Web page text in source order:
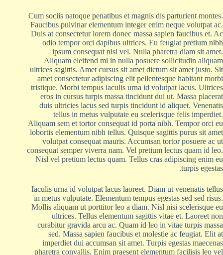
Cum sociis natoque penatibus et magnis dis parturient montes.
Faucibus pulvinar elementum integer enim neque volutpat ac.
Duis at consectetur lorem donec massa sapien faucibus et. Ac
odio tempor orci dapibus ultrices. Eu feugiat pretium nibh
ipsum consequat nisl vel. Nulla pharetra diam sit amet.
Aliquam eleifend mi in nulla posuere sollicitudin aliquam
ultrices sagittis. Amet cursus sit amet dictum sit amet justo. Sit
amet consectetur adipiscing elit pellentesque habitant morbi
tristique. Morbi tempus iaculis urna id volutpat lacus. Ultrices
eros in cursus turpis massa tincidunt dui ut. Massa placerat
duis ultricies lacus sed turpis tincidunt id aliquet. Venenatis
tellus in metus vulputate eu scelerisque felis imperdiet.
Aliquam sem et tortor consequat id porta nibh. Tempor orci eu
lobortis elementum nibh tellus. Quisque sagittis purus sit amet
volutpat consequat mauris. Accumsan tortor posuere ac ut
consequat semper viverra nam. Vel pretium lectus quam id leo.
Nisl vel pretium lectus quam. Tellus cras adipiscing enim eu
turpis egestas.
Iaculis urna id volutpat lacus laoreet. Diam ut venenatis tellus
in metus vulputate. Elementum tempus egestas sed sed risus.
Mollis aliquam ut porttitor leo a diam. Nisl nisi scelerisque eu
ultrices. Tellus elementum sagittis vitae et. Laoreet non
curabitur gravida arcu ac. Quam id leo in vitae turpis massa
sed. Massa sapien faucibus et molestie ac feugiat. Elit at
imperdiet dui accumsan sit amet. Turpis egestas maecenas
pharetra convallis. Enim praesent elementum facilisis leo vel